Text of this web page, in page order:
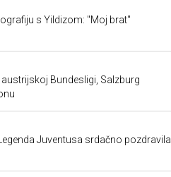
s Yildizom: "Moj brat"
Bundesligi, Salzburg
Juventusa srdačno pozdravila